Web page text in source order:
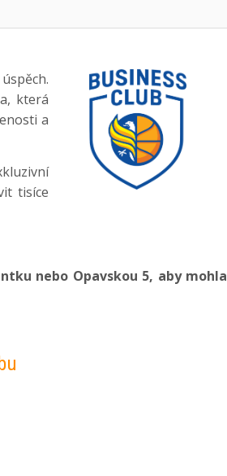
která
a
tisíce
nebo Opavskou 5, aby mohla